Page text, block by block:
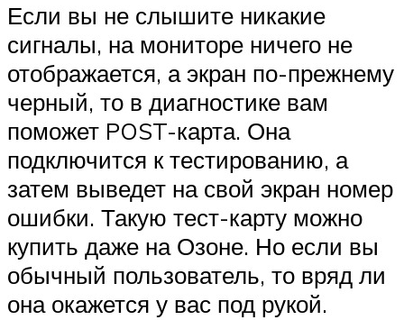
Если вы не слышите никакие
сигналы, на мониторе ничего не
отображается, а экран по-прежнему
черный, то в диагностике вам
поможет POST-карта. Она
подключится к тестированию, а
затем выведет на свой экран номер
ошибки. Такую тест-карту можно
купить даже на Озоне. Но если вы
обычный пользователь, то вряд ли
она окажется у вас под рукой.